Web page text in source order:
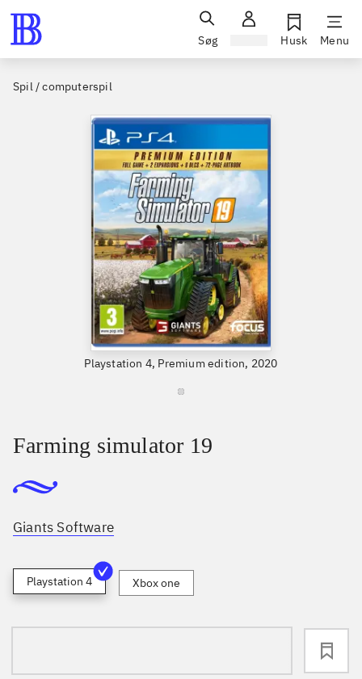
Søg Husk Menu
Spil / computerspil
Playstation 4, Premium edition, 2020
Farming simulator 19
Giants Software
Playstation 4 Xbox one